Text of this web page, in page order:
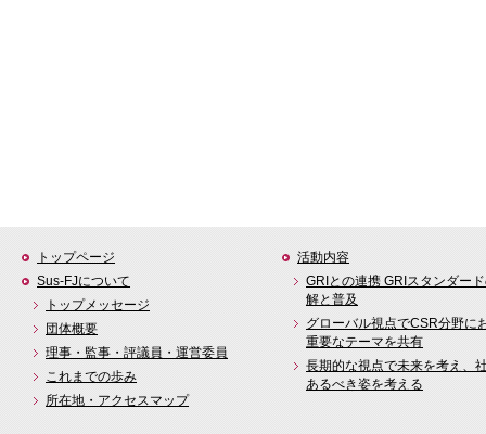
トップページ
Sus-FJについて
トップメッセージ
団体概要
理事・監事・評議員・運営委員
これまでの歩み
所在地・アクセスマップ
活動内容
GRIとの連携 GRIスタンダー
解と普及
グローバル視点でCSR分野に
重要なテーマを共有
長期的な視点で未来を考え、
あるべき姿を考える